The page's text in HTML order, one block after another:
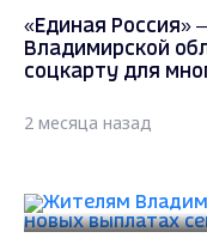
«Единая Россия»
Владимирской
соцкарту для
2 месяца назад